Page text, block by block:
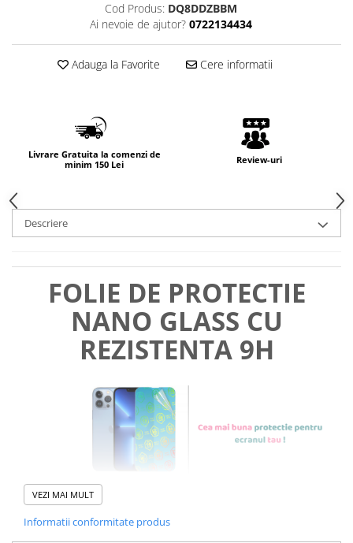
Cod Produs: DQ8DDZBBM
Ai nevoie de ajutor? 0722134434
Adauga la Favorite Cere informatii
Livrare Gratuita la comenzi de
minim 150 Lei
Review-uri
Descriere
FOLIE DE PROTECTIE
NANO GLASS CU
REZISTENTA 9H
VEZI MAI MULT
Informatii conformitate produs